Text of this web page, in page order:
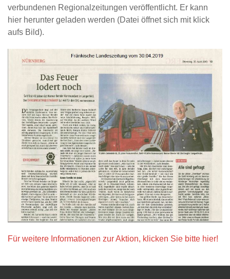
verbundenen Regionalzeitungen veröffentlicht. Er kann
hier herunter geladen werden (Datei öffnet sich mit klick
aufs Bild).
Für weitere Informationen zur Aktion, klicken Sie bitte hier!